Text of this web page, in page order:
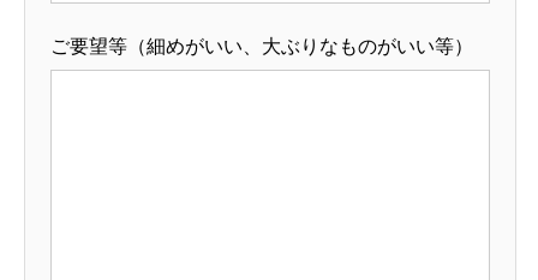
ご要望等（細めがいい、大ぶりなものがいい等）